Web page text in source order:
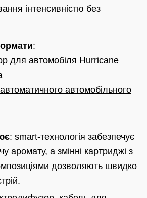
інтенсивністю без
:
для автомобіля Hurricane
автомобільного
: smart‑технологія забезпечує
аромату, а змінні картриджі з
дозволяють швидко